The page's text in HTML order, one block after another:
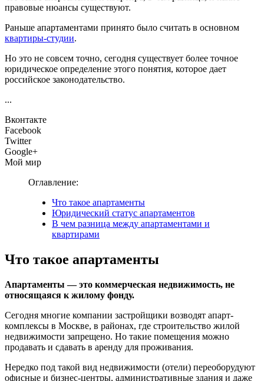
правовые нюансы существуют.
Раньше апартаментами принято было считать в основном
квартиры-студии.
Но это не совсем точно, сегодня существует более точное
юридическое определение этого понятия, которое дает
российское законодательство.
...
Вконтакте
Facebook
Twitter
Google+
Мой мир
Оглавление:
Что такое апартаменты
Юридический статус апартаментов
В чем разница между апартаментами и
квартирами
Что такое апартаменты
Апартаменты — это коммерческая недвижимость, не
относящаяся к жилому фонду.
Сегодня многие компании застройщики возводят апарт-
комплексы в Москве, в районах, где строительство жилой
недвижимости запрещено. Но такие помещения можно
продавать и сдавать в аренду для проживания.
Нередко под такой вид недвижимости (отели) переоборудуют
офисные и бизнес-центры, административные здания и даже